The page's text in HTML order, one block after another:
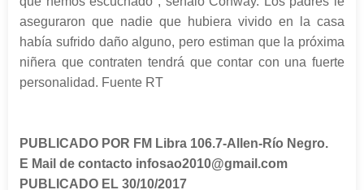
aseguraron que nadie que hubiera vivido en la casa
había sufrido daño alguno, pero estiman que la próxima
niñera que contraten tendrá que contar con una fuerte
personalidad. Fuente RT
PUBLICADO POR FM Libra 106.7-Allen-Río Negro.
E Mail de contacto infosao2010@gmail.com
PUBLICADO EL 30/10/2017